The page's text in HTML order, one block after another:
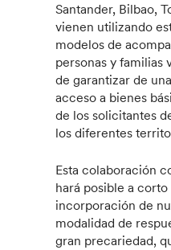
Santander, Bilbao,
vienen utilizando
modelos de
personas y familias
de garantizar de
acceso a bienes
de los solicitantes
los diferentes
Esta colaboración
hará posible a
incorporación de
modalidad de
gran precariedad,